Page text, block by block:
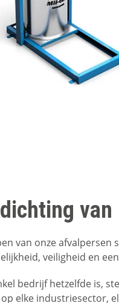
van
van onze afvalpersen
veiligheid en
bedrijf hetzelfde is,
elke industriesector,